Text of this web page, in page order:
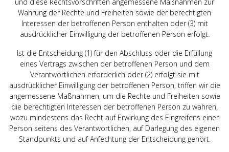
Wahrung der Rechte und Freiheiten sowie der berechtigten
Interessen der betroffenen Person enthalten oder (3) mit
ausdrücklicher Einwilligung der betroffenen Person erfolgt.
Ist die Entscheidung (1) für den Abschluss oder die Erfüllung
eines Vertrags zwischen der betroffenen Person und dem
Verantwortlichen erforderlich oder (2) erfolgt sie mit
ausdrücklicher Einwilligung der betroffenen Person, triffen wir die
angemessene Maßnahmen, um die Rechte und Freiheiten sowie
die berechtigten Interessen der betroffenen Person zu wahren,
wozu mindestens das Recht auf Erwirkung des Eingreifens einer
Person seitens des Verantwortlichen, auf Darlegung des eigenen
Standpunkts und auf Anfechtung der Entscheidung gehört.